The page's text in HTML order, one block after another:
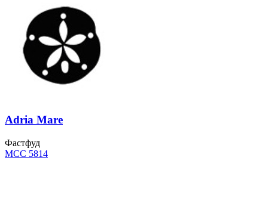
Adria Mare
Фастфуд
MCC 5814